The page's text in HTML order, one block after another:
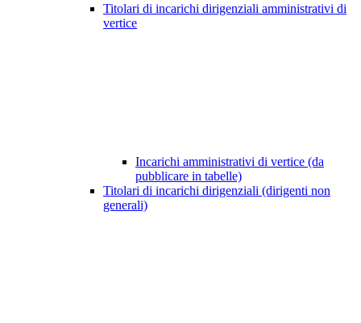
Titolari di incarichi dirigenziali amministrativi di
vertice
Incarichi amministrativi di vertice (da
pubblicare in tabelle)
Titolari di incarichi dirigenziali (dirigenti non
generali)